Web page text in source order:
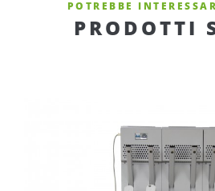
POTREBBE
PRODOTTI